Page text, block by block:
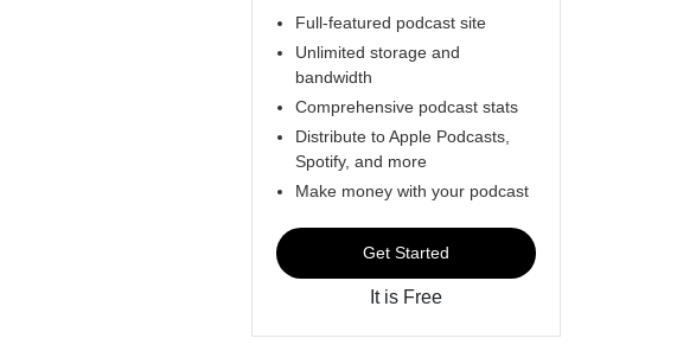
Full-featured podcast site
Unlimited storage and
bandwidth
Comprehensive podcast stats
Distribute to Apple Podcasts,
Spotify, and more
Make money with your podcast
Get Started
It is Free